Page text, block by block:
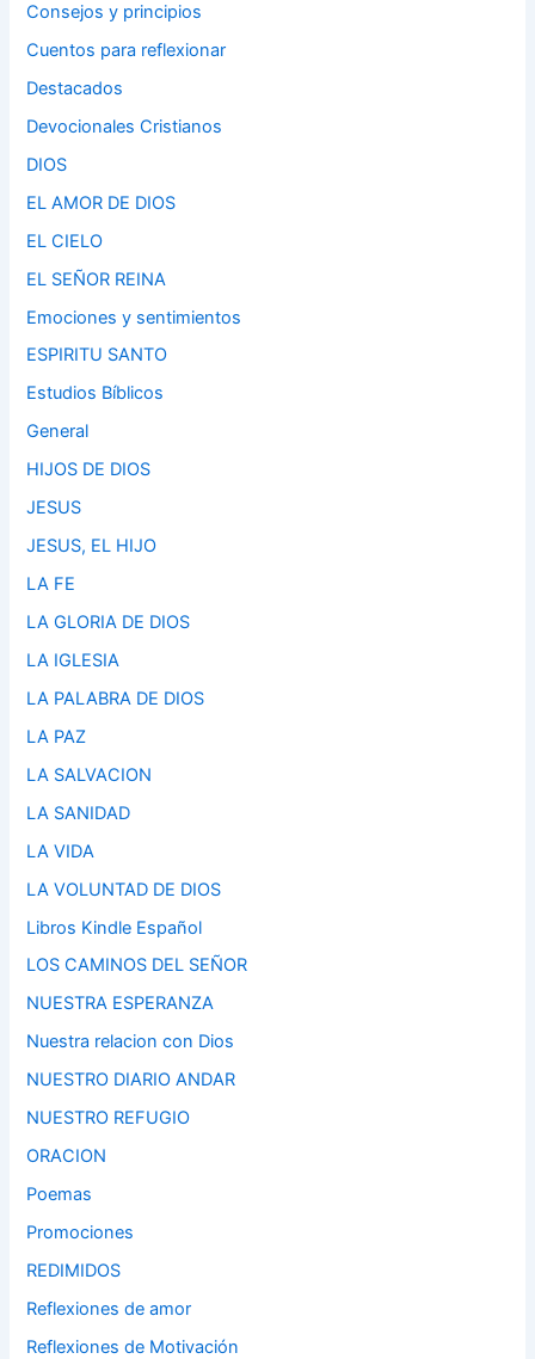
Consejos y principios
Cuentos para reflexionar
Destacados
Devocionales Cristianos
DIOS
EL AMOR DE DIOS
EL CIELO
EL SEÑOR REINA
Emociones y sentimientos
ESPIRITU SANTO
Estudios Bíblicos
General
HIJOS DE DIOS
JESUS
JESUS, EL HIJO
LA FE
LA GLORIA DE DIOS
LA IGLESIA
LA PALABRA DE DIOS
LA PAZ
LA SALVACION
LA SANIDAD
LA VIDA
LA VOLUNTAD DE DIOS
Libros Kindle Español
LOS CAMINOS DEL SEÑOR
NUESTRA ESPERANZA
Nuestra relacion con Dios
NUESTRO DIARIO ANDAR
NUESTRO REFUGIO
ORACION
Poemas
Promociones
REDIMIDOS
Reflexiones de amor
Reflexiones de Motivación